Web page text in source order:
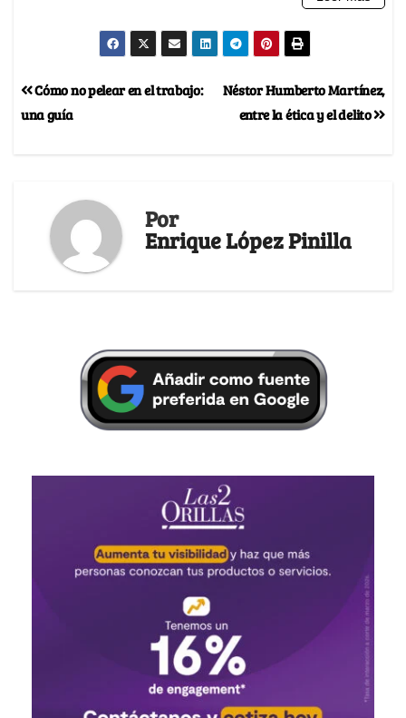
Néstor Humberto Martínez,
entre la ética y el delito
Cómo no pelear en el trabajo:
una guía
Por
Enrique López Pinilla